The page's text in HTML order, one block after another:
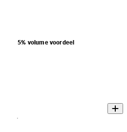
5% volume voordeel